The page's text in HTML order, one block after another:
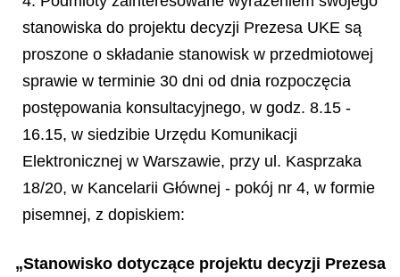
stanowiska do projektu decyzji Prezesa UKE są
proszone o składanie stanowisk w przedmiotowej
sprawie w terminie 30 dni od dnia rozpoczęcia
postępowania konsultacyjnego, w godz. 8.15 -
16.15, w siedzibie Urzędu Komunikacji
Elektronicznej w Warszawie, przy ul. Kasprzaka
18/20, w Kancelarii Głównej - pokój nr 4, w formie
pisemnej, z dopiskiem:
„Stanowisko dotyczące projektu decyzji Prezesa